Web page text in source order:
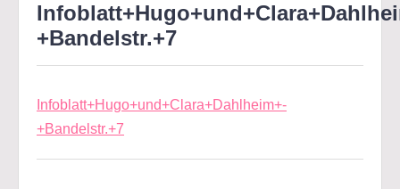
+Bandelstr.+7
Infoblatt+Hugo+und+Clara+Dahlheim+-
+Bandelstr.+7